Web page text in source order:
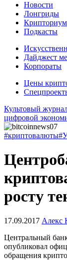
Новости
Лонгриды
Крипториум
Подкасты
Дайджест
Корпораты
Цены
Культовый
цифровой
#криптовалюты
росту
17.09.2017 Алекс
Центральный
опубликовал
обращения